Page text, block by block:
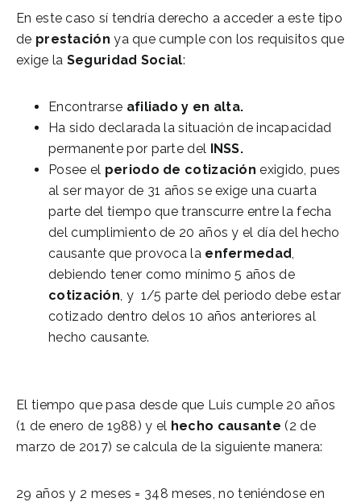
En este caso sí tendría derecho a acceder a este tipo
de prestación ya que cumple con los requisitos que
exige la Seguridad Social:
Encontrarse afiliado y en alta.
Ha sido declarada la situación de incapacidad
permanente por parte del INSS.
Posee el periodo de cotización exigido, pues
al ser mayor de 31 años se exige una cuarta
parte del tiempo que transcurre entre la fecha
del cumplimiento de 20 años y el día del hecho
causante que provoca la enfermedad,
debiendo tener como mínimo 5 años de
cotización, y 1/5 parte del periodo debe estar
cotizado dentro delos 10 años anteriores al
hecho causante.
El tiempo que pasa desde que Luis cumple 20 años
(1 de enero de 1988) y el hecho causante (2 de
marzo de 2017) se calcula de la siguiente manera:
29 años y 2 meses = 348 meses, no teniéndose en